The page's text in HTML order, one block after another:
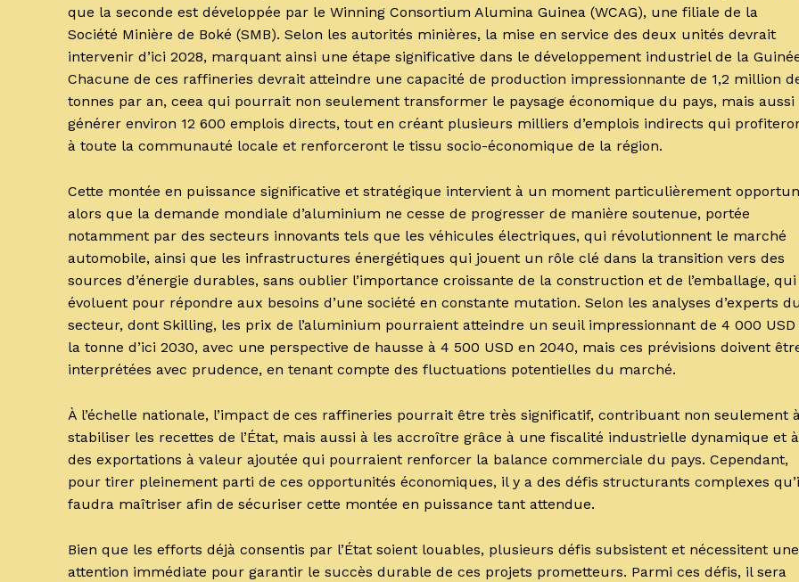
que la seconde est développée par le Winning Consortium Alumina Guinea (WCAG), une filiale de la
Société Minière de Boké (SMB). Selon les autorités minières, la mise en service des deux unités devrait
intervenir d’ici 2028, marquant ainsi une étape significative dans le développement industriel de la
Chacune de ces raffineries devrait atteindre une capacité de production impressionnante de 1,2 million
tonnes par an, ceea qui pourrait non seulement transformer le paysage économique du pays, mais aussi
générer environ 12 600 emplois directs, tout en créant plusieurs milliers d’emplois indirects qui
à toute la communauté locale et renforceront le tissu socio-économique de la région.
Cette montée en puissance significative et stratégique intervient à un moment particulièrement
alors que la demande mondiale d’aluminium ne cesse de progresser de manière soutenue, portée
notamment par des secteurs innovants tels que les véhicules électriques, qui révolutionnent le marché
automobile, ainsi que les infrastructures énergétiques qui jouent un rôle clé dans la transition vers des
sources d’énergie durables, sans oublier l’importance croissante de la construction et de l’emballage, qui
évoluent pour répondre aux besoins d’une société en constante mutation. Selon les analyses d’experts du
secteur, dont Skilling, les prix de l’aluminium pourraient atteindre un seuil impressionnant de 4 000 USD
la tonne d’ici 2030, avec une perspective de hausse à 4 500 USD en 2040, mais ces prévisions doivent
interprétées avec prudence, en tenant compte des fluctuations potentielles du marché.
À l’échelle nationale, l’impact de ces raffineries pourrait être très significatif, contribuant non seulement
stabiliser les recettes de l’État, mais aussi à les accroître grâce à une fiscalité industrielle dynamique et à
des exportations à valeur ajoutée qui pourraient renforcer la balance commerciale du pays. Cependant,
pour tirer pleinement parti de ces opportunités économiques, il y a des défis structurants complexes
faudra maîtriser afin de sécuriser cette montée en puissance tant attendue.
Bien que les efforts déjà consentis par l’État soient louables, plusieurs défis subsistent et nécessitent une
attention immédiate pour garantir le succès durable de ces projets prometteurs. Parmi ces défis, il sera